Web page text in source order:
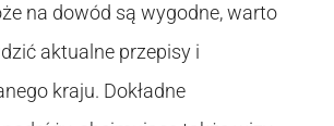
na dowód są wygodne, warto
aktualne przepisy i
kraju. Dokładne